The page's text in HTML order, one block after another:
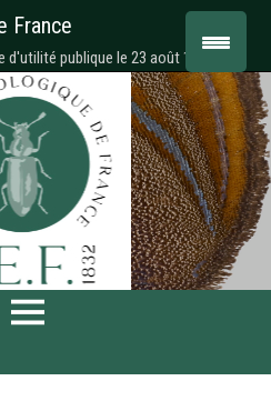
France
publique le 23 août 1878